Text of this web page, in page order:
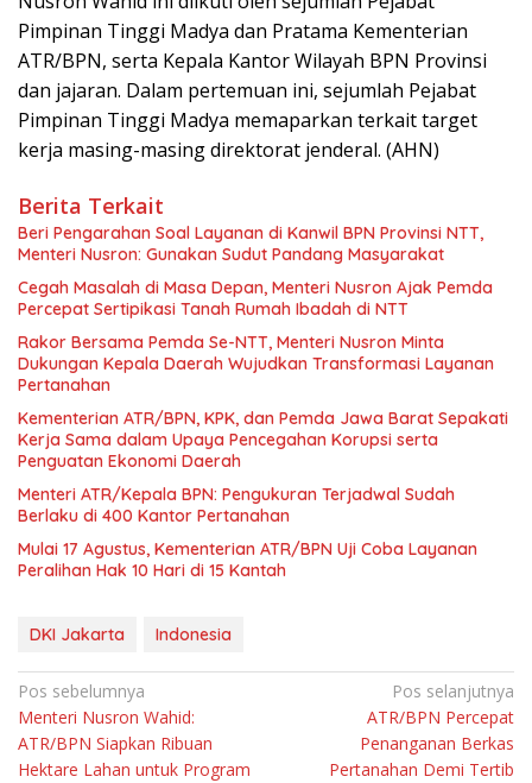
Pimpinan Tinggi Madya dan Pratama Kementerian
ATR/BPN, serta Kepala Kantor Wilayah BPN Provinsi
dan jajaran. Dalam pertemuan ini, sejumlah Pejabat
Pimpinan Tinggi Madya memaparkan terkait target
kerja masing-masing direktorat jenderal. (AHN)
Berita Terkait
Beri Pengarahan Soal Layanan di Kanwil BPN Provinsi NTT,
Menteri Nusron: Gunakan Sudut Pandang Masyarakat
Cegah Masalah di Masa Depan, Menteri Nusron Ajak Pemda
Percepat Sertipikasi Tanah Rumah Ibadah di NTT
Rakor Bersama Pemda Se-NTT, Menteri Nusron Minta
Dukungan Kepala Daerah Wujudkan Transformasi Layanan
Pertanahan
Kementerian ATR/BPN, KPK, dan Pemda Jawa Barat Sepakati
Kerja Sama dalam Upaya Pencegahan Korupsi serta
Penguatan Ekonomi Daerah
Menteri ATR/Kepala BPN: Pengukuran Terjadwal Sudah
Berlaku di 400 Kantor Pertanahan
Mulai 17 Agustus, Kementerian ATR/BPN Uji Coba Layanan
Peralihan Hak 10 Hari di 15 Kantah
DKI Jakarta Indonesia
Navigasi
pos
Pos sebelumnya
Menteri Nusron Wahid:
ATR/BPN Siapkan Ribuan
Hektare Lahan untuk Program
Pos selanjutnya
ATR/BPN Percepat
Penanganan Berkas
Pertanahan Demi Tertib